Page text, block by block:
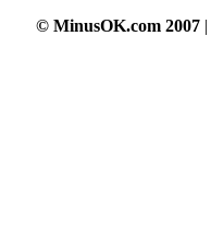
© MinusOK.com 2007 |